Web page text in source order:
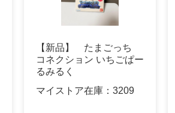
【新品】 たまごっち
コネクション いちごぱー
るみるく
マイストア在庫： 3209